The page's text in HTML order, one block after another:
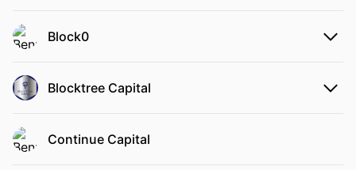
Block0
Blocktree Capital
Continue Capital